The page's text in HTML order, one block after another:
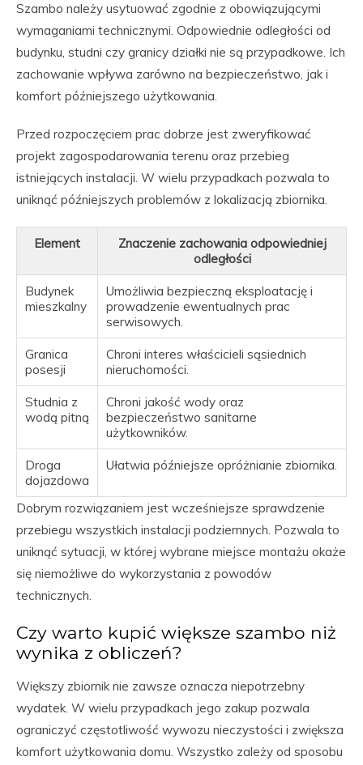
Szambo należy usytuować zgodnie z obowiązującymi
wymaganiami technicznymi. Odpowiednie odległości od
budynku, studni czy granicy działki nie są przypadkowe. Ich
zachowanie wpływa zarówno na bezpieczeństwo, jak i
komfort późniejszego użytkowania.
Przed rozpoczęciem prac dobrze jest zweryfikować
projekt zagospodarowania terenu oraz przebieg
istniejących instalacji. W wielu przypadkach pozwala to
uniknąć późniejszych problemów z lokalizacją zbiornika.
Element
Znaczenie zachowania odpowiedniej
odległości
Budynek
mieszkalny
Umożliwia bezpieczną eksploatację i
prowadzenie ewentualnych prac
serwisowych.
Granica
posesji
Chroni interes właścicieli sąsiednich
nieruchomości.
Studnia z
wodą pitną
Chroni jakość wody oraz
bezpieczeństwo sanitarne
użytkowników.
Droga
dojazdowa
Ułatwia późniejsze opróżnianie zbiornika.
Dobrym rozwiązaniem jest wcześniejsze sprawdzenie
przebiegu wszystkich instalacji podziemnych. Pozwala to
uniknąć sytuacji, w której wybrane miejsce montażu okaże
się niemożliwe do wykorzystania z powodów
technicznych.
Czy warto kupić większe szambo niż
wynika z obliczeń?
Większy zbiornik nie zawsze oznacza niepotrzebny
wydatek. W wielu przypadkach jego zakup pozwala
ograniczyć częstotliwość wywozu nieczystości i zwiększa
komfort użytkowania domu. Wszystko zależy od sposobu